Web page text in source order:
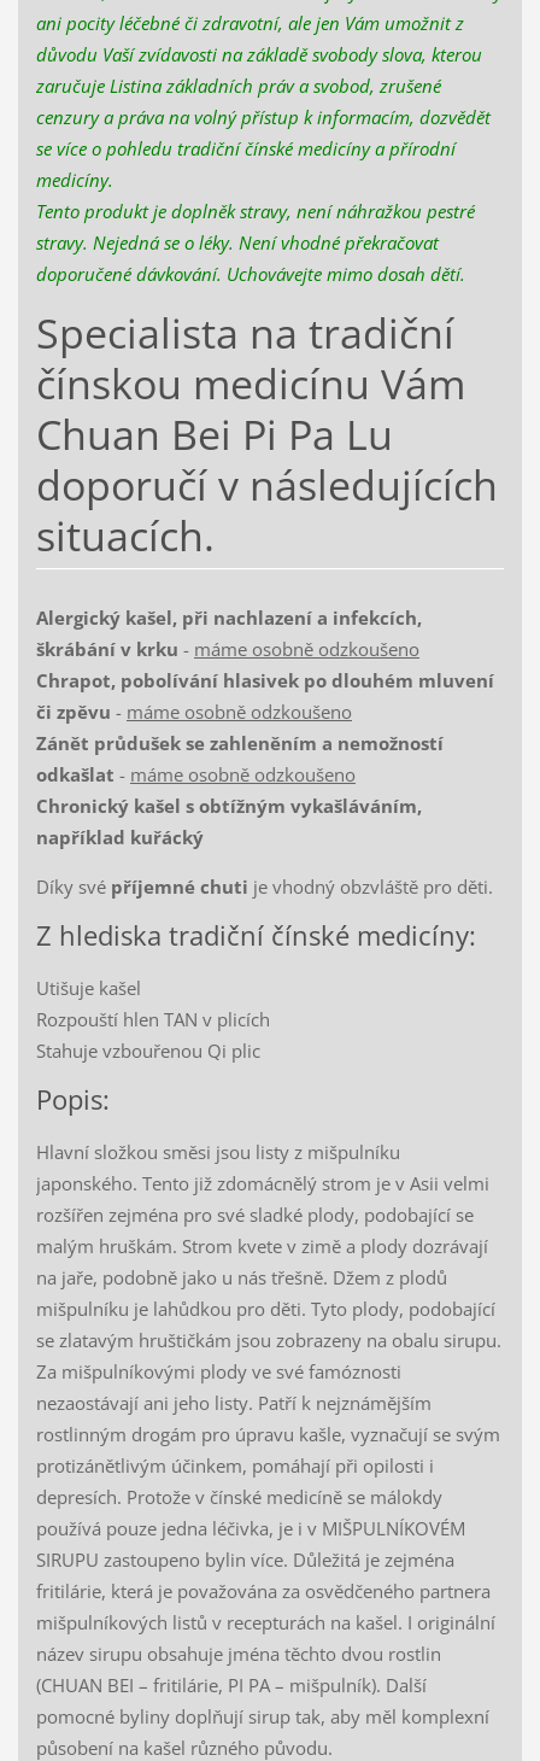
ani pocity léčebné či zdravotní, ale jen Vám umožnit z
důvodu Vaší zvídavosti na základě svobody slova, kterou
zaručuje Listina základních práv a svobod, zrušené
cenzury a práva na volný přístup k informacím, dozvědět
se více o pohledu tradiční čínské medicíny a přírodní
medicíny.
Tento produkt je doplněk stravy, není náhražkou pestré
stravy. Nejedná se o léky. Není vhodné překračovat
doporučené dávkování. Uchovávejte mimo dosah dětí.
Specialista na tradiční
čínskou medicínu Vám
Chuan Bei Pi Pa Lu
doporučí v následujících
situacích.
Alergický kašel, při nachlazení a infekcích,
škrábání v krku - máme osobně odzkoušeno
Chrapot, pobolívání hlasivek po dlouhém mluvení
či zpěvu - máme osobně odzkoušeno
Zánět průdušek se zahleněním a nemožností
odkašlat - máme osobně odzkoušeno
Chronický kašel s obtížným vykašláváním,
například kuřácký
Díky své příjemné chuti je vhodný obzvláště pro děti.
Z hlediska tradiční čínské medicíny:
Utišuje kašel
Rozpouští hlen TAN v plicích
Stahuje vzbouřenou Qi plic
Popis:
Hlavní složkou směsi jsou listy z mišpulníku
japonského. Tento již zdomácnělý strom je v Asii velmi
rozšířen zejména pro své sladké plody, podobající se
malým hruškám. Strom kvete v zimě a plody dozrávají
na jaře, podobně jako u nás třešně. Džem z plodů
mišpulníku je lahůdkou pro děti. Tyto plody, podobající
se zlatavým hruštičkám jsou zobrazeny na obalu sirupu.
Za mišpulníkovými plody ve své famóznosti
nezaostávají ani jeho listy. Patří k nejznámějším
rostlinným drogám pro úpravu kašle, vyznačují se svým
protizánětlivým účinkem, pomáhají při opilosti i
depresích. Protože v čínské medicíně se málokdy
používá pouze jedna léčivka, je i v MIŠPULNÍKOVÉM
SIRUPU zastoupeno bylin více. Důležitá je zejména
fritilárie, která je považována za osvědčeného partnera
mišpulníkových listů v recepturách na kašel. I originální
název sirupu obsahuje jména těchto dvou rostlin
(CHUAN BEI – fritilárie, PI PA – mišpulník). Další
pomocné byliny doplňují sirup tak, aby měl komplexní
působení na kašel různého původu.